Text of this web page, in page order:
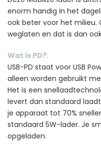
enorm handig in het
ook beter voor het milieu.
weglaten en dat is dan
Wat is PD?:
USB-PD staat voor USB
alleen worden gebruikt
Het is een
levert dan standaard
je apparaat tot 70%
standaard 5W-lader. Je
opgeladen.